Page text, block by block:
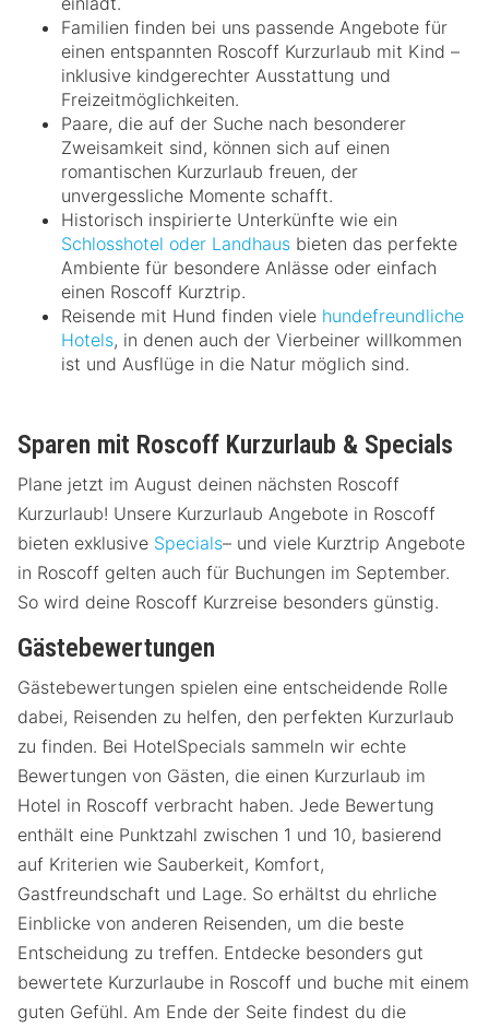
Familien finden bei uns passende Angebote für
einen entspannten Roscoff Kurzurlaub mit Kind –
inklusive kindgerechter Ausstattung und
Freizeitmöglichkeiten.
Paare, die auf der Suche nach besonderer
Zweisamkeit sind, können sich auf einen
romantischen Kurzurlaub freuen, der
unvergessliche Momente schafft.
Historisch inspirierte Unterkünfte wie ein
Schlosshotel oder Landhaus bieten das perfekte
Ambiente für besondere Anlässe oder einfach
einen Roscoff Kurztrip.
Reisende mit Hund finden viele hundefreundliche
Hotels, in denen auch der Vierbeiner willkommen
ist und Ausflüge in die Natur möglich sind.
Sparen mit Roscoff Kurzurlaub & Specials
Plane jetzt im August deinen nächsten Roscoff
Kurzurlaub! Unsere Kurzurlaub Angebote in Roscoff
bieten exklusive Specials– und viele Kurztrip Angebote
in Roscoff gelten auch für Buchungen im September.
So wird deine Roscoff Kurzreise besonders günstig.
Gästebewertungen
Gästebewertungen spielen eine entscheidende Rolle
dabei, Reisenden zu helfen, den perfekten Kurzurlaub
zu finden. Bei HotelSpecials sammeln wir echte
Bewertungen von Gästen, die einen Kurzurlaub im
Hotel in Roscoff verbracht haben. Jede Bewertung
enthält eine Punktzahl zwischen 1 und 10, basierend
auf Kriterien wie Sauberkeit, Komfort,
Gastfreundschaft und Lage. So erhältst du ehrliche
Einblicke von anderen Reisenden, um die beste
Entscheidung zu treffen. Entdecke besonders gut
bewertete Kurzurlaube in Roscoff und buche mit einem
guten Gefühl. Am Ende der Seite findest du die